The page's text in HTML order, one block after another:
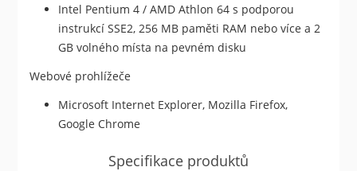
Intel Pentium 4 / AMD Athlon 64 s podporou
instrukcí SSE2, 256 MB paměti RAM nebo více a 2
GB volného místa na pevném disku
Webové prohlížeče
Microsoft Internet Explorer, Mozilla Firefox,
Google Chrome
Specifikace produktů